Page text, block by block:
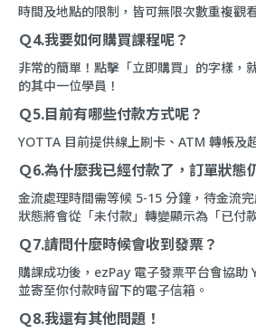
時間及地點的限制，皆可無限次數重複觀
Ｑ4.我要如何購買課程呢？
非常的簡單！點擊「立即購買」的字樣，
的其中一位學員！
Ｑ5.目前有哪些付款方式呢？
YOTTA 目前提供線上刷卡、ATM 轉帳及
Ｑ6.為什麼我已經付款了，訂單狀態
金流處理時間需等候 5-15 分鐘，待金流
狀態將會從「未付款」轉變顯示為「已付
Ｑ7.請問什麼時候會收到發票？
購課成功後，ezPay 電子發票平台會協助
並寄至你付款時留下的電子信箱。
Ｑ8.我還有其他問題！